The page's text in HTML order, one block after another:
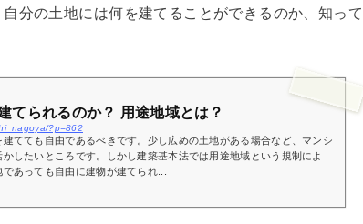
分の土地には何を建てることができるのか、知って
てられるのか？ 用途地域とは？
?p=862
てても自由であるべきです。少し広めの土地がある場合など、マンシ
したいところです。しかし建築基本法では用途地域という規制によ
あっても自由に建物が建てられ...